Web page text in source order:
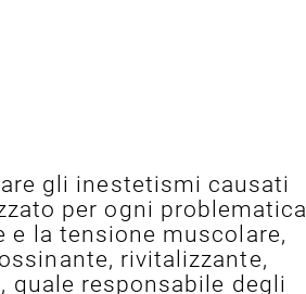
gli inestetismi causati
per ogni problematica
e la tensione muscolare,
rivitalizzante,
quale responsabile degli